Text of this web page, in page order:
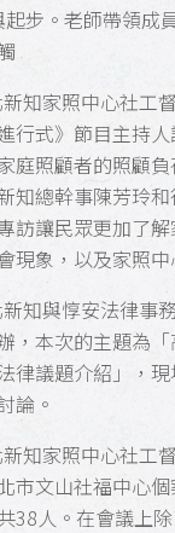
步。老師帶領成
知家照中心社工
行式》節目主持
庭照顧者的照顧
知總幹事陳芳玲
訪讓民眾更加了
現象，以及家照
知與惇安法律事
，本次的主題為
律議題介紹」，
論。
知家照中心社工
市文山社福中心個
38人。在會議上